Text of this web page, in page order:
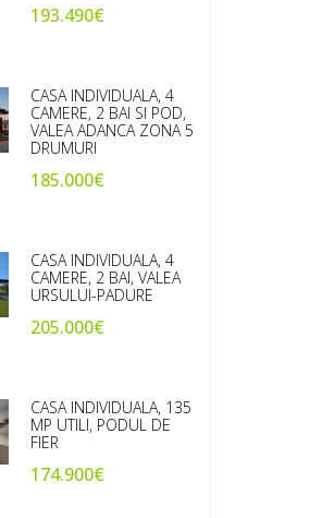
193.490€
CASA INDIVIDUALA, 4
CAMERE, 2 BAI SI POD,
VALEA ADANCA ZONA 5
DRUMURI
185.000€
CASA INDIVIDUALA, 4
CAMERE, 2 BAI, VALEA
URSULUI-PADURE
205.000€
CASA INDIVIDUALA, 135
MP UTILI, PODUL DE
FIER
174.900€